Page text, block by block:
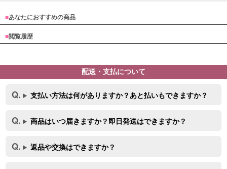
OriginalBrand
カラー
注意点
■あなたにおすすめの商品
■閲覧履歴
配送・支払について
支払い方法は何がありますか？あと払いもできますか？
商品はいつ届きますか？即日発送はできますか？
返品や交換はできますか？